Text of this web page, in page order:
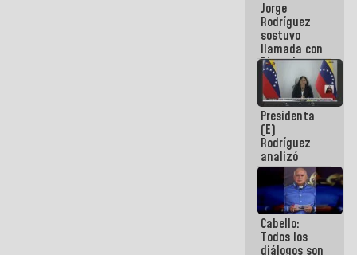
públicos
Jorge
Rodríguez
sostuvo
llamada con
Dinorah
Figuera y
acuerdan
primer
encuentro
presencial
para el
diálogo
Presidenta
(E)
Rodríguez
analizó
junto a
gobernadores
planes de
recuperación
del Sistema
Eléctrico
Cabello:
Todos los
diálogos son